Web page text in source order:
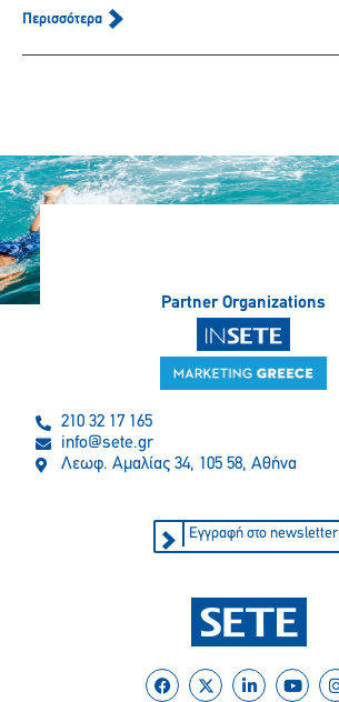
Περισσότερα
Partner Organizations
210 32 17 165
info@sete.gr
Λεωφ. Αμαλίας 34, 105 58, Αθήνα
Εγγραφή στο newsletter